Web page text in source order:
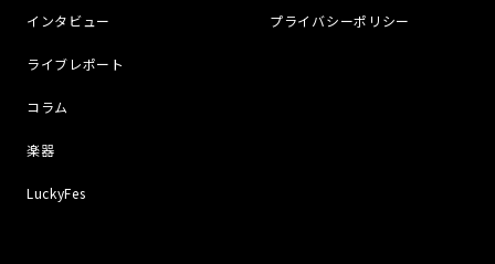
インタビュー
ライブレポート
コラム
楽器
LuckyFes
プライバシーポリシー